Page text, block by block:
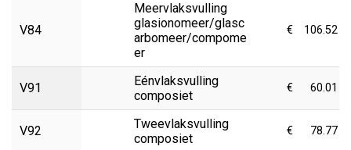
V84
Meervlaksvulling
glasionomeer/glasc
arbomeer/compome
er
€ 106.52
V91
Eénvlaksvulling
composiet
€ 60.01
V92
Tweevlaksvulling
composiet
€ 78.77